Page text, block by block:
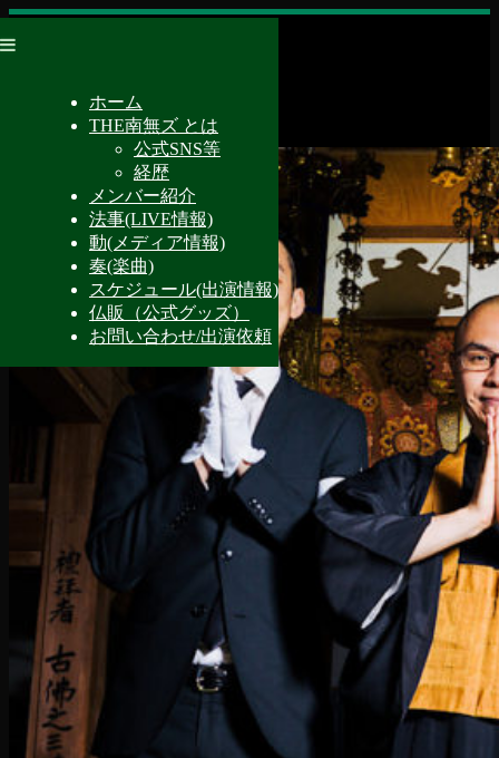
ホーム
THE南無ズ とは
公式SNS等
経歴
メンバー紹介
法事(LIVE情報)
動(メディア情報)
奏(楽曲)
スケジュール(出演情報)
仏販（公式グッズ）
お問い合わせ/出演依頼